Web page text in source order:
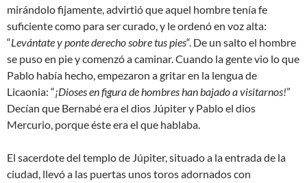
mirándolo fijamente, advirtió que aquel hombre tenía fe
suficiente como para ser curado, y le ordenó en voz alta:
“Levántate y ponte derecho sobre tus pies“. De un salto el hombre
se puso en pie y comenzó a caminar. Cuando la gente vio lo que
Pablo había hecho, empezaron a gritar en la lengua de
Licaonia: “¡Dioses en figura de hombres han bajado a visitarnos!”
Decían que Bernabé era el dios Júpiter y Pablo el dios
Mercurio, porque éste era el que hablaba.
El sacerdote del templo de Júpiter, situado a la entrada de la
ciudad, llevó a las puertas unos toros adornados con